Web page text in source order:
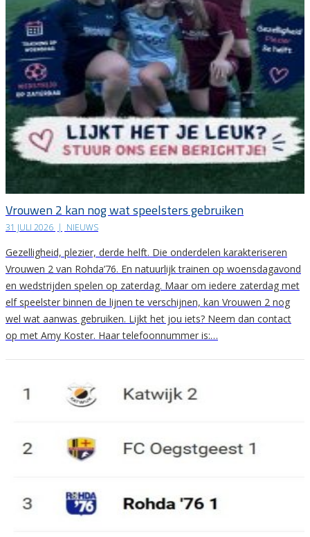
Vrouwen 2 kan nog wat speelsters gebruiken
31 JULI 2026 | NIEUWS
Gezelligheid, plezier, derde helft. Die onderdelen karakteriseren
Vrouwen 2 van Rohda’76. En natuurlijk trainen op woensdagavond
en wedstrijden spelen op zaterdag. Maar om iedere zaterdag met
elf speelster binnen de lijnen te verschijnen, kan Vrouwen 2 nog
wel wat aanwas gebruiken. Lijkt het jou iets? Neem dan contact
op met Amy Koster. Haar telefoonnummer is:…